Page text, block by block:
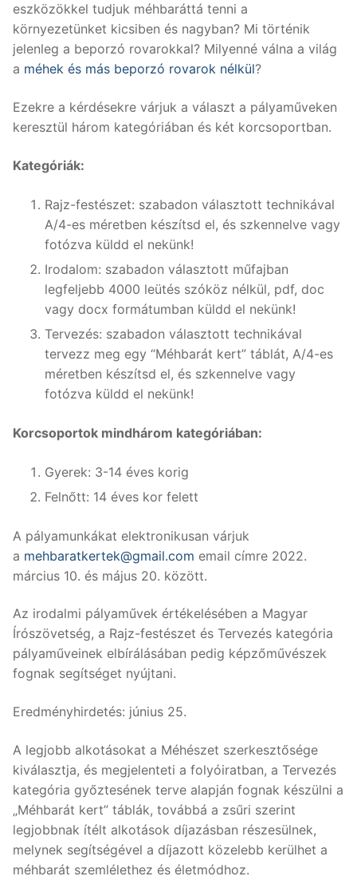
eszközökkel tudjuk méhbaráttá tenni a
környezetünket kicsiben és nagyban? Mi történik
jelenleg a beporzó rovarokkal? Milyenné válna a világ
a méhek és más beporzó rovarok nélkül?
Ezekre a kérdésekre várjuk a választ a pályaműveken
keresztül három kategóriában és két korcsoportban.
Kategóriák:
Rajz-festészet: szabadon választott technikával
A/4-es méretben készítsd el, és szkennelve vagy
fotózva küldd el nekünk!
Irodalom: szabadon választott műfajban
legfeljebb 4000 leütés szóköz nélkül, pdf, doc
vagy docx formátumban küldd el nekünk!
Tervezés: szabadon választott technikával
tervezz meg egy “Méhbarát kert” táblát, A/4-es
méretben készítsd el, és szkennelve vagy
fotózva küldd el nekünk!
Korcsoportok mindhárom kategóriában:
Gyerek: 3-14 éves korig
Felnőtt: 14 éves kor felett
A pályamunkákat elektronikusan várjuk
a mehbaratkertek@gmail.com email címre 2022.
március 10. és május 20. között.
Az irodalmi pályaművek értékelésében a Magyar
Írószövetség, a Rajz-festészet és Tervezés kategória
pályaműveinek elbírálásában pedig képzőművészek
fognak segítséget nyújtani.
Eredményhirdetés: június 25.
A legjobb alkotásokat a Méhészet szerkesztősége
kiválasztja, és megjelenteti a folyóiratban, a Tervezés
kategória győztesének terve alapján fognak készülni a
„Méhbarát kert” táblák, továbbá a zsűri szerint
legjobbnak ítélt alkotások díjazásban részesülnek,
melynek segítségével a díjazott közelebb kerülhet a
méhbarát szemlélethez és életmódhoz.